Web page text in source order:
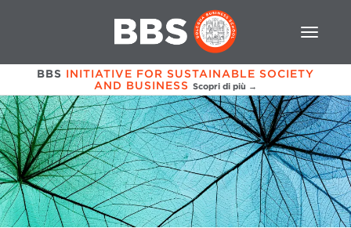
BBS INITIATIVE FOR SUSTAINABLE SOCIETY
AND BUSINESS Scopri di più →